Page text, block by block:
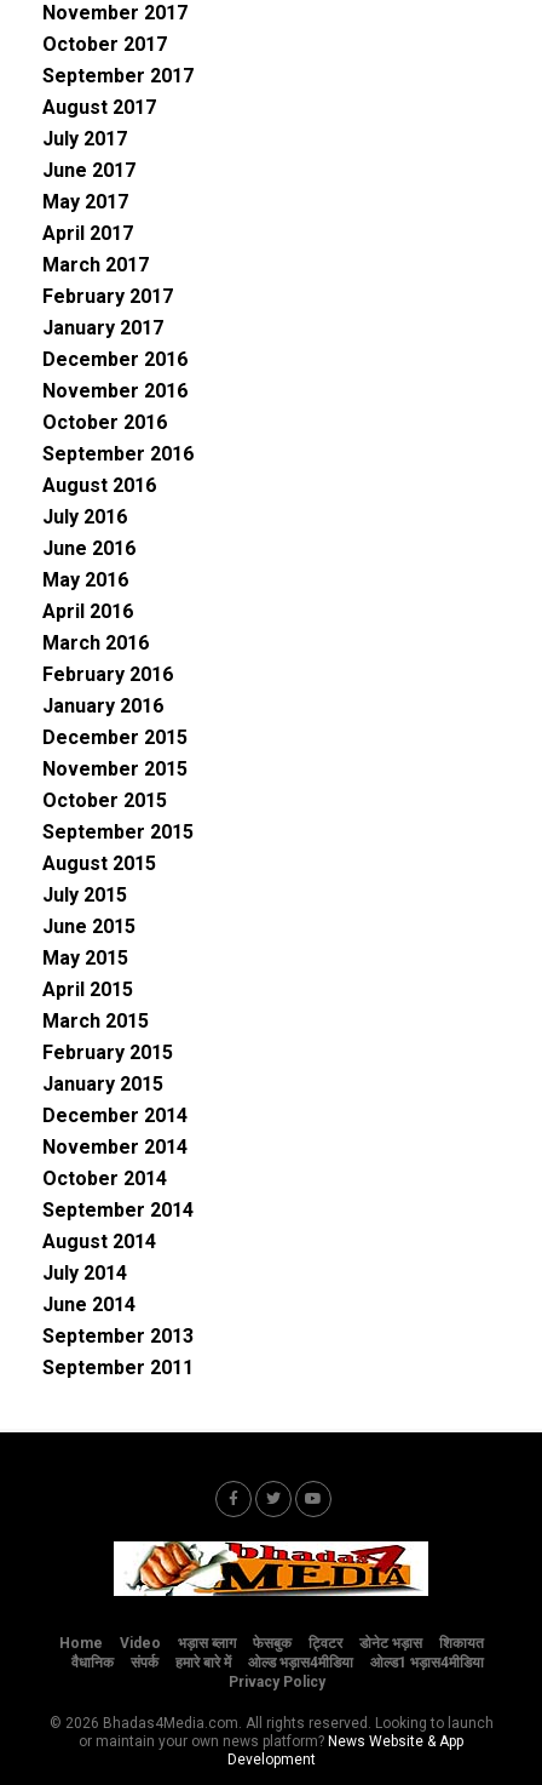
November 2017
October 2017
September 2017
August 2017
July 2017
June 2017
May 2017
April 2017
March 2017
February 2017
January 2017
December 2016
November 2016
October 2016
September 2016
August 2016
July 2016
June 2016
May 2016
April 2016
March 2016
February 2016
January 2016
December 2015
November 2015
October 2015
September 2015
August 2015
July 2015
June 2015
May 2015
April 2015
March 2015
February 2015
January 2015
December 2014
November 2014
October 2014
September 2014
August 2014
July 2014
June 2014
September 2013
September 2011
Home Video भड़ास ब्लाग फेसबुक ट्विटर डोनेट भड़ास
शिकायत
वैधानिक
संपर्क हमारे बारे में ओल्ड भड़ास4मीडिया
ओल्ड1 भड़ास4मीडिया
Privacy Policy
© 2026 Bhadas4Media.com. All rights reserved. Looking to launch
or maintain your own news platform? News Website & App
Development